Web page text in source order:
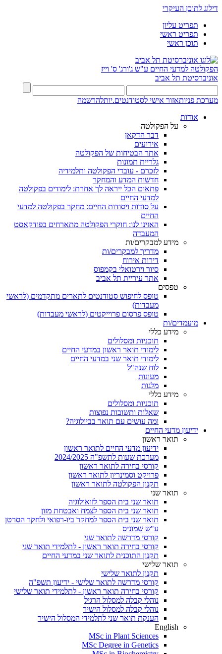
דילוג לתוכן העיקרי
תפריט עליון
תפריט ראשי
תוכן ראשי
הפקולטה למדעי החיים ע"ש ג'ורג' ס' וייז
אוניברסיטת תל אביב
מערכת פניותאזור אישי לסטודנטים.יותלהרשמה
אודות
על הפקולטה
דבר הדקאן
אירועים
אתר הבטיחות של הפקולטה
גלריית תמונות
לזכרם - עובדי הפקולטה ותלמידיה
חדשות המדע והמחקר
פתאום הכל ייראה לך אחרת: לימודים בפקולטה
למדעי החיים
על סודות ויסודות החיים: מחקר בפקולטה למדעי
החיים
האזינו לנו: חוקרי הפקולטה מתארחים בפודקאסט
המעבדה
מידע למבקרים/ות
מדריך למבקרים/ות
דירות אירוח
סיור וירטואלי בקמפוס
אתר עיריית תל אביב
טפסים
טופס לחיפוש סטודנטים לתארים מתקדמים (לראשי
מעבדות)
טופס פרסום פרוייקטים (לראשי מעבדות)
מועמדים/ות
מידע כללי
תוכניות ומסלולים
לימודי תואר ראשון במדעי החיים
לימודי תואר שני במדעי החיים
לוח שנה"ל
מעונות
מלגות
מידע כללי
תוכניות ומסלולים
שאלות ותשובות נפוצות
ומה עושים עם תואר בביולוגיה?
ידיעון מדעי החיים
תואר ראשון
ידיעון מדעי החיים לתואר ראשון
מערכת שעות לתשפ"ה 2024/2025
קורסי בחירה לתואר ראשון
פרויקט וסמינריון לתואר ראשון
תקנון הפקולטה לתואר ראשון
תואר שני
תואר שני בית הספר לזואולוגיה
תואר שני בית הספר לצמח ואבטחת מזון
תואר שני בית הספר למחקר ביו-רפואי ולחקר הסרטן
ע"ש שמוניס
קורסי מדרשה לתואר שני
קורסי בחירה תואר ראשון - לתלמידי תואר שני
תקנון התוכנית לתואר שני במדעי החיים
תואר שלישי
תקנון לתואר שלישי
קורסי מדרשה לתואר שלישי - ידיעון תשפ"ה
קורסי בחירה תואר ראשון - לתלמידי תואר שלישי
נוהלי קבלה למסלול הרגיל
נוהלי קבלה למסלול הישיר
הענקת תואר שני לתלמידי המסלול הישיר
English
MSc in Plant Sciences
MSc Degree in Genetics